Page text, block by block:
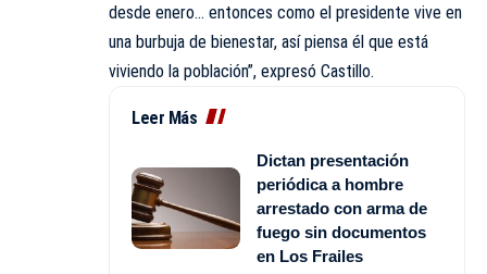
desde enero… entonces como el presidente vive en
una burbuja de bienestar, así piensa él que está
viviendo la población”, expresó Castillo.
Leer Más
Dictan presentación
periódica a hombre
arrestado con arma de
fuego sin documentos
en Los Frailes